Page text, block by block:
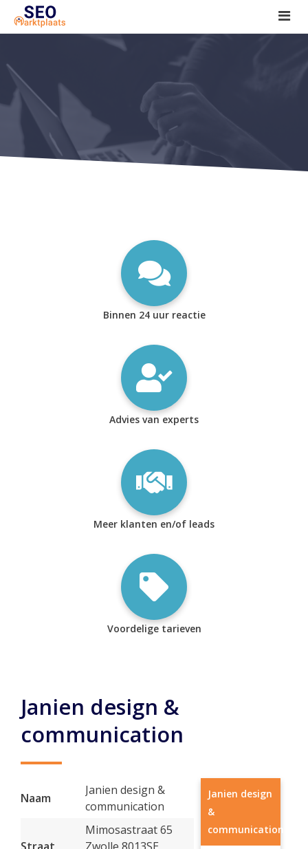
SEO tools reviews
Marketeer bij jou in de buurt?
Offerte
1. Seo voor beginners +
2. Onderzoeken +
Binnen 24 uur reactie
Advies van experts
Meer klanten en/of leads
Voordelige tarieven
Janien design &
communication
Naam
Janien design &
communication
Mimosastraat 65
Janien design
&
communication